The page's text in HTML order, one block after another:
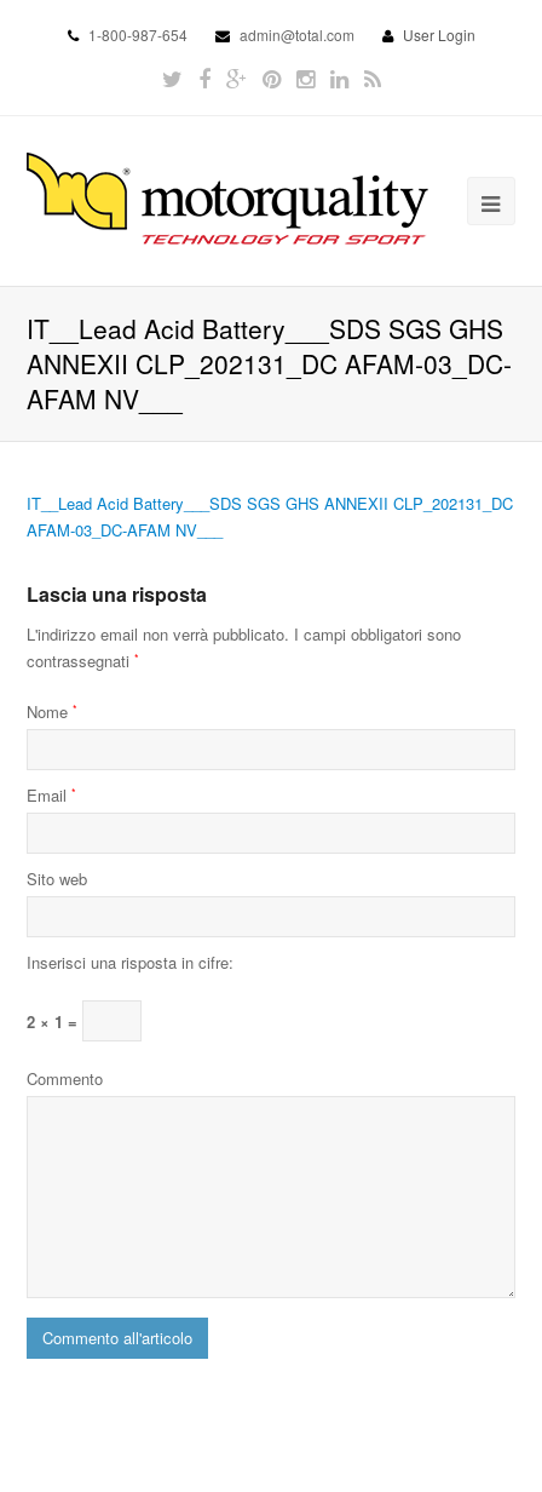
1-800-987-654 admin@total.com User Login
IT__Lead Acid Battery___SDS SGS GHS
ANNEXII CLP_202131_DC AFAM-03_DC-
AFAM NV___
IT__Lead Acid Battery___SDS SGS GHS ANNEXII CLP_202131_DC
AFAM-03_DC-AFAM NV___
Lascia una risposta
L'indirizzo email non verrà pubblicato. I campi obbligatori sono
contrassegnati*
Nome*
Email*
Sito web
Inserisci una risposta in cifre:
2 × 1 =
Commento